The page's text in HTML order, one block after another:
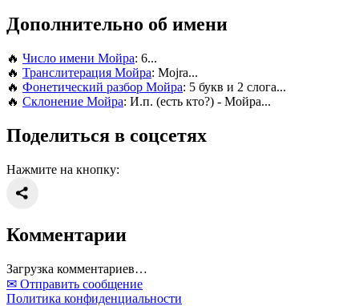
Дополнительно об имени
🔥 Число имени Мойра: 6...
🔥 Транслитерация Мойра: Mojra...
🔥 Фонетический разбор Мойра: 5 букв и 2 слога...
🔥 Склонение Мойра: И.п. (есть кто?) - Мойра...
Поделиться в соцсетях
Нажмите на кнопку:
Комментарии
Загрузка комментариев…
✉ Отправить сообщение
Политика конфиденциальности